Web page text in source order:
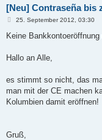
[Neu] Contraseña bis
B
i
a
25. September 2012, 03:30
Keine
Hallo an Alle,
es stimmt so nicht, das
man mit der CE machen
Kolumbien damit eröffnen!
Gruß,